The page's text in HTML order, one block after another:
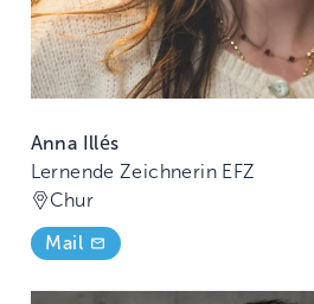
Anna Illés
Lernende Zeichnerin EFZ
Chur
Mail